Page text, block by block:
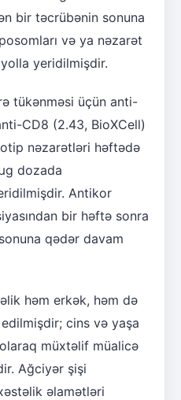
bir təcrübənin sonuna
və ya nəzarət
yeridilmişdir.
tükənməsi üçün anti-
CD8 (2.43, BioXCell)
nəzarətləri həftədə
dozada
Antikor
bir həftə sonra
qədər davam
həm erkək, həm də
cins və yaşa
müxtəlif müalicə
Ağciyər şişi
əlamətləri